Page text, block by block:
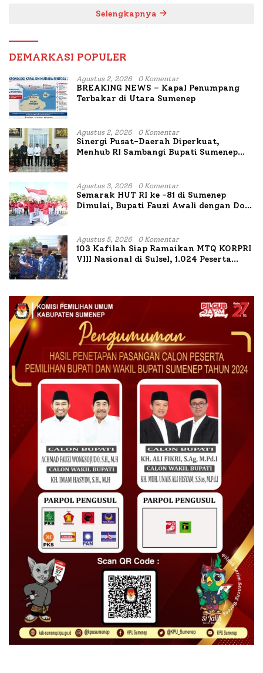
Selengkapnya
DEMARKASI POPULER
Agustus 2, 2026 0 Komentar
BREAKING NEWS – Kapal Penumpang
Terbakar di Utara Sumenep
Agustus 2, 2026 0 Komentar
Sinergi Pusat-Daerah Diperkuat,
Menhub RI Sambangi Bupati Sumenep
Agustus 3, 2026 0 Komentar
Semarak HUT RI ke -81 di Sumenep
Dimulai, Bupati Fauzi Awali dengan Doa
Agustus 5, 2026 0 Komentar
103 Kafilah Siap Ramaikan MTQ KORPRI
VIII Nasional di Sulsel, 1.024 Peserta